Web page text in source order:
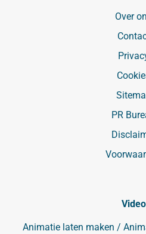
Over
PR
Video
Animatie laten maken /